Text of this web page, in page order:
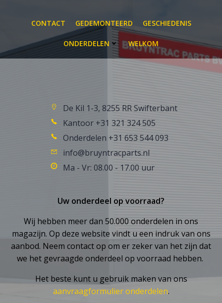
CONTACT GEDEMONTEERD GESCHIEDENIS
ONDERDELEN WELKOM
De Kil 1-3, 8255 RR Swifterbant
Kantoor +31 321 324 505
Onderdelen +31 653 544 093
info@bruyntracparts.nl
Ma - Vr: 08.00 - 17.00 uur
Uw onderdeel op voorraad?
Wij hebben meer dan 50.000 onderdelen in ons
magazijn. Op deze website vindt u een indruk van ons
aanbod. Neem contact op om er zeker van het zijn dat
we het gevraagde onderdeel op voorraad hebben.
Het beste kunt u gebruik maken van ons
aanvraagformulier onderdelen.